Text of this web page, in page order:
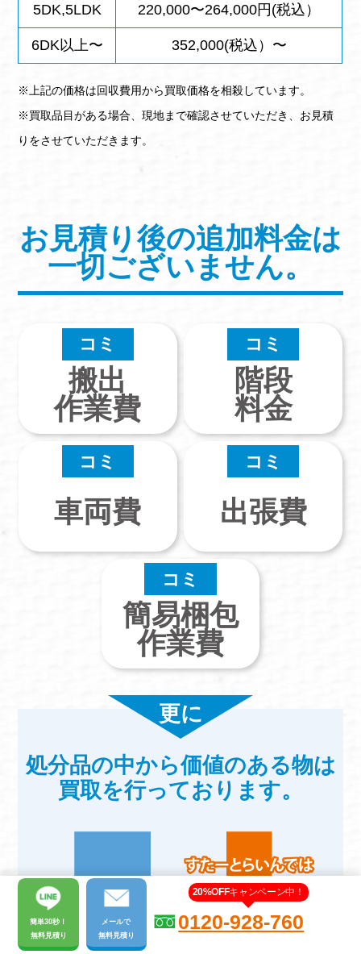
5DK,5LDK 220,000〜264,000円(税込）
6DK以上〜 352,000(税込）〜
※上記の価格は回収費用から買取価格を相殺しています。
※買取品目がある場合、現地まで確認させていただき、お見積
りをさせていただきます。
お見積り後の追加料金は
一切ございません。
コミ
搬出
作業費
コミ
階段
料金
コミ
車両費
コミ
出張費
コミ
簡易梱包
作業費
更に
処分品の中から価値のある物は
買取を行っております。
簡単30秒！
無料見積り
メールで
無料見積り
20%OFFキャンペーン中！
0120-928-760